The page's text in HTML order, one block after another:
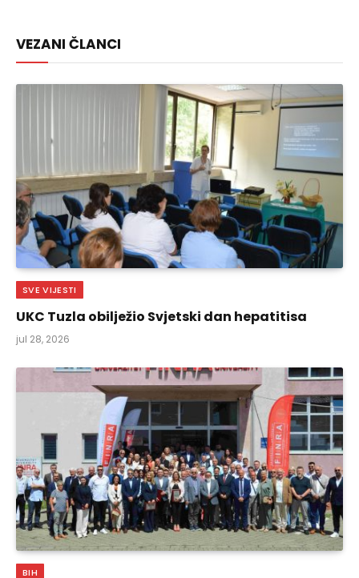
VEZANI ČLANCI
SVE VIJESTI
UKC Tuzla obilježio Svjetski dan hepatitisa
jul 28, 2026
BIH